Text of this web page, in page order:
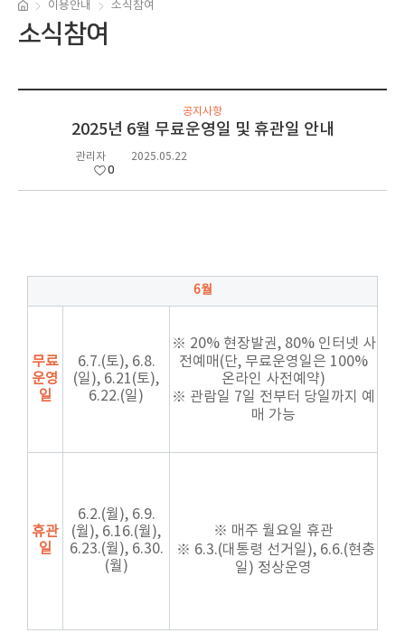
이용안내 소식참여
소식참여
공지사항
2025년 6월 무료운영일 및 휴관일 안내
관리자 2025.05.22
0
6월
무료
운영
일
6.7.(토), 6.8.
(일), 6.21(토),
6.22.(일)
※ 20% 현장발권, 80% 인터넷 사
전예매 (단, 무료운영일은 100%
온라인 사전예약)
※ 관람일 7일 전부터 당일까지 예
매 가능
휴관
일
6.2.(월), 6.9.
(월), 6.16.(월),
6.23.(월), 6.30.
(월)
※ 매주 월요일 휴관
※ 6.3.(대통령 선거일), 6.6.(현충
일) 정상운영